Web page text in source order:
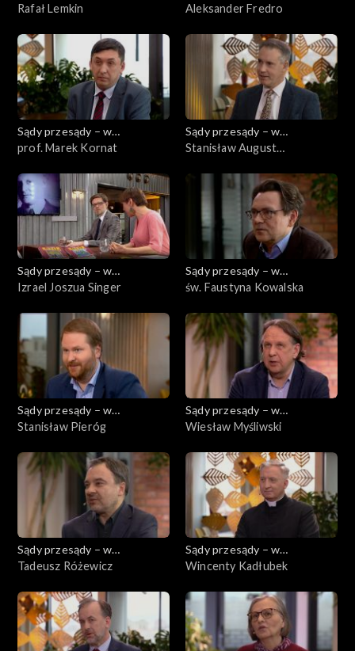
powiększeniu
Rafał Lemkin
powiększeniu
Aleksander Fredro
Sądy przesądy – w
powiększeniu
prof. Marek Kornat
Sądy przesądy – w
powiększeniu
Stanisław August
Sądy przesądy – w
powiększeniu
Izrael Joszua Singer
Sądy przesądy – w
powiększeniu
św. Faustyna Kowalska
Sądy przesądy – w
powiększeniu
Stanisław Pieróg
Sądy przesądy – w
powiększeniu
Wiesław Myśliwski
Sądy przesądy – w
powiększeniu
Tadeusz Różewicz
Sądy przesądy – w
powiększeniu
Wincenty Kadłubek